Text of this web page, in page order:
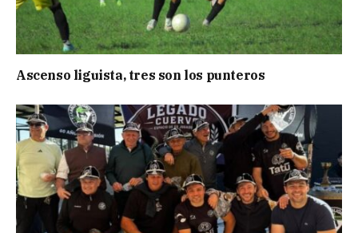
Ascenso liguista, tres son los punteros